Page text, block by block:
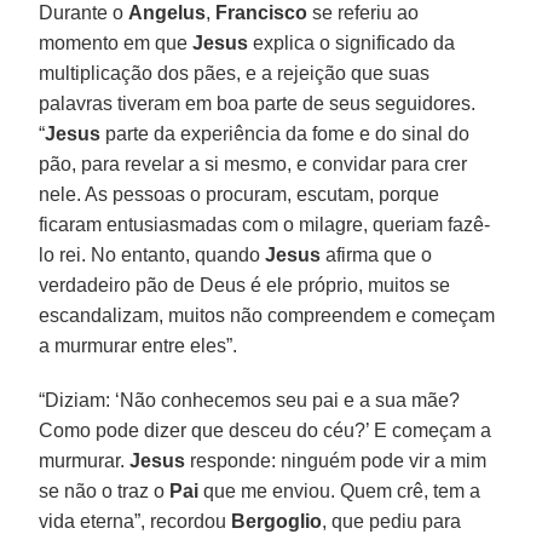
Durante o Angelus, Francisco se referiu ao
momento em queJesus explica o significado da
multiplicação dos pães, e a rejeição que suas
palavras tiveram em boa parte de seus seguidores.
“Jesus parte da experiência da fome e do sinal do
pão, para revelar a si mesmo, e convidar para crer
nele. As pessoas o procuram, escutam, porque
ficaram entusiasmadas com o milagre, queriam fazê-
lo rei. No entanto, quandoJesus afirma que o
verdadeiro pão de Deus é ele próprio, muitos se
escandalizam, muitos não compreendem e começam
a murmurar entre eles”.
“Diziam: ‘Não conhecemos seu pai e a sua mãe?
Como pode dizer que desceu do céu?’ E começam a
murmurar.Jesus responde: ninguém pode vir a mim
se não o traz o Pai que me enviou. Quem crê, tem a
vida eterna”, recordou Bergoglio, que pediu para